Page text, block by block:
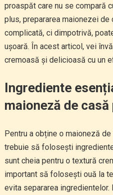
proaspăt care nu se compară
plus, prepararea maionezei
complicată, ci dimpotrivă,
ușoară. În acest articol, vei
cremoasă și delicioasă cu un
Ingrediente
maioneză de
Pentru a obține o maioneză
trebuie să folosești
sunt cheia pentru o textură
important să folosești ouă la
evita separarea ingredientelor.